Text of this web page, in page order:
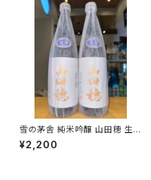
雪の茅舎 純米吟醸 山田穂 生酒
720ml１本（齋彌酒造・秋田県
由利本荘市）
¥2,200